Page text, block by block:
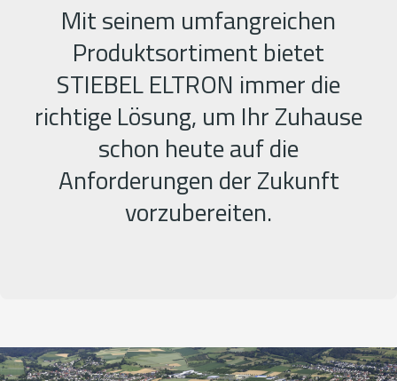
Mit seinem umfangreichen
Produktsortiment bietet
STIEBEL ELTRON immer die
richtige Lösung, um Ihr Zuhause
schon heute auf die
Anforderungen der Zukunft
vorzubereiten.